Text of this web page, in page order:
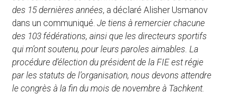
des 15 dernières années, a déclaré Alisher Usmanov
dans un communiqué. Je tiens à remercier chacune
des 103 fédérations, ainsi que les directeurs sportifs
qui m’ont soutenu, pour leurs paroles aimables. La
procédure d’élection du président de la FIE est régie
par les statuts de l’organisation, nous devons attendre
le congrès à la fin du mois de novembre à Tachkent.